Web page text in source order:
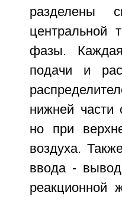
разделены
центральной
фазы.
подачи и
нижней части
но при
воздуха.
ввода -
реакционной